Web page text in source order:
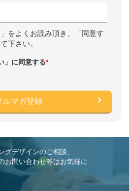
をよくお読み頂き、「同意す
下さい。
」に同意する*
グデザインのご相談、
お問い合わせ等はお気軽に